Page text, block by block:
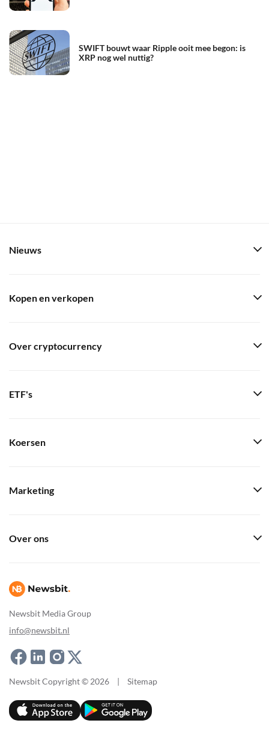
SWIFT bouwt waar Ripple ooit mee begon: is
XRP nog wel nuttig?
Newsbit Media Group
info@newsbit.nl
Nieuws
Kopen en verkopen
Over cryptocurrency
ETF's
Koersen
Marketing
Over ons
Newsbit Copyright © 2026 | Sitemap